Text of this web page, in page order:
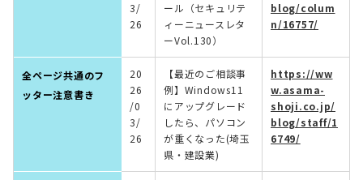
3/
26
ール（セキュリテ
ィーニュースレタ
ーVol.130）
blog/colum
n/16757/
全ページ共通のフ
ッター注意書き
20
26
/0
3/
26
【最近のご相談事
例】Windows11
にアップグレード
したら、パソコン
が重くなった(埼玉
県・建設業)
https://ww
w.asama-
shoji.co.jp/
blog/staff/1
6749/